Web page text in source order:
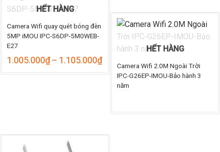
HẾT HÀNG
Camera Wifi quay quét bóng đèn
5MP iMOU IPC-S6DP-5M0WEB-
E27
1.005.000₫– 1.105.000₫Khoảng
từ
1.005.000₫
HẾT HÀNG
Camera Wifi 2.0M Ngoài Trời
IPC-G26EP-IMOU-Bảo hành 3
năm